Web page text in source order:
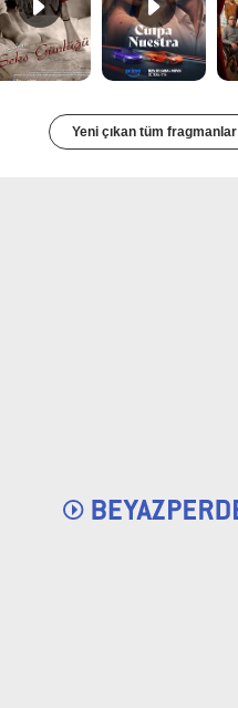
Yeni çıkan tüm fragmanlar